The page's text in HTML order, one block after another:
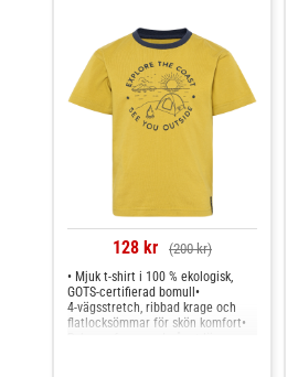
vindskyddande och elastiskt
ripstop-material framtill •
Jacquard-stickad och ventilerande
trikå i rygg och ärmar • Tejpad
halsöppning • Raglanärmar •
Dragkedja i halsen • Liten, elastisk
meshficka på vänster sida nedtill •
128 kr (200 kr)
• Mjuk t‑shirt i 100 % ekologisk,
GOTS‑certifierad bomull•
4‑vägsstretch, ribbad krage och
flatlocksömmar för skön komfort•